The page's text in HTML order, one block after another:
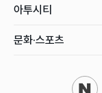
아투시티
문화·스포츠